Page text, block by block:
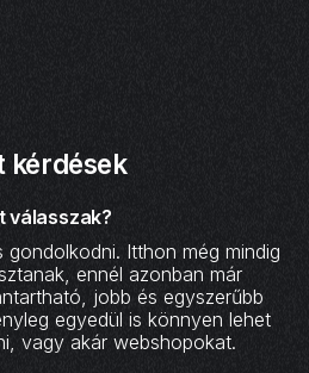
kérdések
válasszak?
gondolkodni. Itthon még mindig
ennél azonban már
jobb és egyszerűbb
egyedül is könnyen lehet
vagy akár webshopokat.